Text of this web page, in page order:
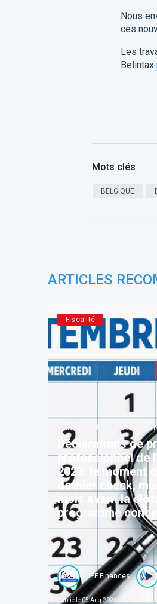
Nous
ces
Les
Belintax
Mots clés
BELGIQUE
ARTICLES
Fiscalité
CIRCULAIRE |
Déclarations de
professionnel de
2025: le moment
dernier check,
mois avant la
programme
SPF Finances
Publié le05 Aug 2026 à 04:00